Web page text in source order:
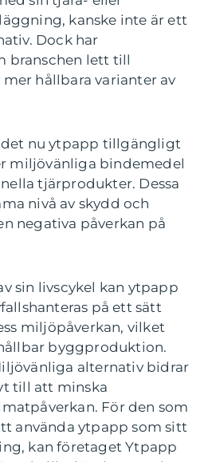
kanske inte är ett
Dock har
branschen lett till
hållbara varianter av
det nu ytpapp tillgängligt
miljövänliga bindemedel
tjärprodukter. Dessa
nivå av skydd och
negativa påverkan på
sin livscykel kan ytpapp
på ett sätt
miljöpåverkan, vilket
byggproduktion.
alternativ bidrar
till att minska
För den som
använda ytpapp som sitt
kan företaget Ytpapp